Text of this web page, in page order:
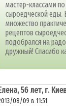
мастер-классами
сыроедческой еды.
множество
рецептов
подобрался на
дружный! Спасибо
56 лет, г.
08/09 в 11:51